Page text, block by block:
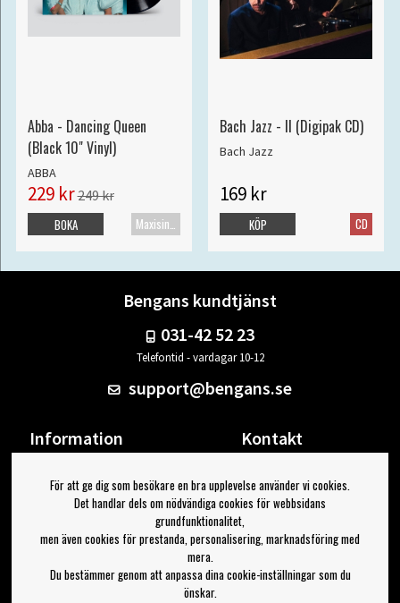
Abba - Dancing Queen
(Black 10" Vinyl)
ABBA
229 kr249 kr
Maxisingel
BOKA
Bach Jazz - II (Digipak CD)
Bach Jazz
169 kr
CD
KÖP
Bengans kundtjänst
031-42 52 23
Telefontid - vardagar 10-12
support@bengans.se
Information
Om Bengans
FAQ / Köp- & Leveransvillkor
Kontakt
Din sida
Logga ut
Jag vill ha tips från Bengans
För att ge dig som besökare en bra upplevelse använder vi cookies.
Det handlar dels om nödvändiga cookies för webbsidans
grundfunktionalitet,
men även cookies för prestanda, personalisering, marknadsföring med
mera.
Du bestämmer genom att anpassa dina cookie-inställningar som du
önskar.